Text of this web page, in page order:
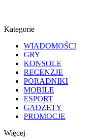
Kategorie
WIADOMOŚCI
GRY
KONSOLE
RECENZJE
PORADNIKI
MOBILE
ESPORT
GADŻETY
PROMOCJE
Więcej